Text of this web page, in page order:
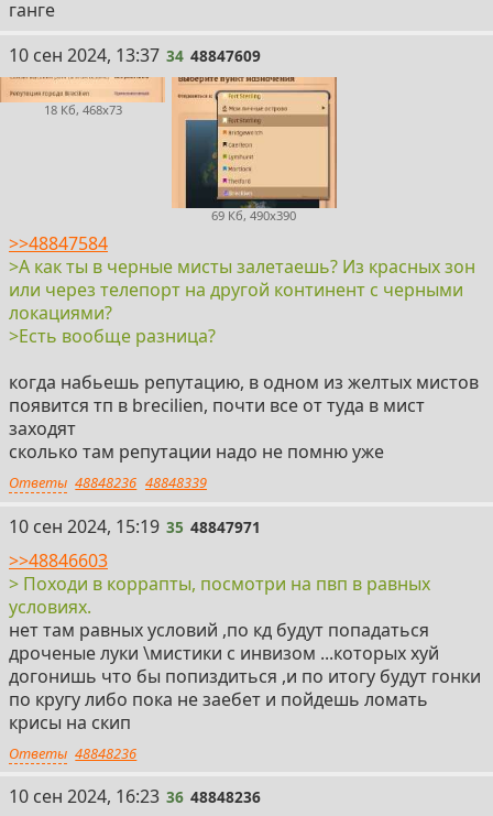
ганге
34
10 сен 2024, 13:37 34 48847609
18 Кб, 468x73
69 Кб, 490x390
>>48847584
>А как ты в черные мисты залетаешь? Из красных зон
или через телепорт на другой континент с черными
локациями?
>Есть вообще разница?
когда набьешь репутацию, в одном из желтых мистов
появится тп в brecilien, почти все от туда в мист
заходят
сколько там репутации надо не помню уже
Ответы 48848236 48848339
35
10 сен 2024, 15:19 35 48847971
>>48846603
> Походи в коррапты, посмотри на пвп в равных
условиях.
нет там равных условий ,по кд будут попадаться
дроченые луки \мистики с инвизом ...которых хуй
догонишь что бы попиздиться ,и по итогу будут гонки
по кругу либо пока не заебет и пойдешь ломать
крисы на скип
Ответы 48848236
36
10 сен 2024, 16:23 36 48848236